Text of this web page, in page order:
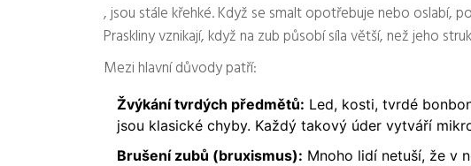
, jsou stále křehké. Když se smalt opotřebuje nebo oslabí,
Praskliny vznikají, když na zub působí síla větší, než jeho
Mezi hlavní důvody patří:
Žvýkání tvrdých předmětů: Led, kosti, tvrdé
jsou klasické chyby. Každý takový úder vytváří
Brušení zubů (bruxismus): Mnoho lidí netuší, že v